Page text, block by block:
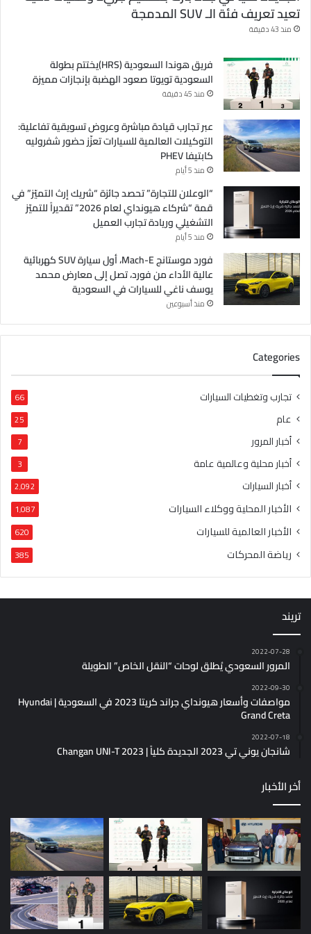
تعيد تعريف فئة الـ SUV المدمجة
منذ 43 دقيقة
فريق هوندا السعودية (HRS)يختتم بطولة
السعودية تويوتا صعود الهضبة بإنجازات مميزة
منذ 45 دقيقة
عبر تجارب قيادة مباشرة وعروض تسويقية تفاعلية:
التوكيلات العالمية للسيارات تعزّز حضور شفروليه
كابتيفا PHEV
منذ 5 أيام
“الوعلان للتجارة” تحصد جائزة “شريك إرث التميّز” في
قمة “شركاء هيونداي لعام 2026” تقديراً للتميّز
التشغيلي وريادة تجارب العميل
منذ 5 أيام
فورد موستانج Mach-E، أول سيارة SUV كهربائية
عالية الأداء من فورد، تصل إلى معارض محمد
يوسف ناغي للسيارات في السعودية
منذ أسبوعين
Categories
تجارب وتغطيات السيارات 66
عام 25
أخبار المرور 7
أخبار محلية وعالمية عامة 3
أخبار السيارات 2٬092
الأخبار المحلية ووكلاء السيارات 1٬087
الأخبار العالمية للسيارات 620
رياضة المحركات 385
تريند
2022-07-28
المرور السعودي يُطلق لوحات “النقل الخاص” الطويلة
2022-09-30
مواصفات وأسعار هيونداي جراند كريتا 2023 في السعودية | Hyundai
Grand Creta
2022-07-18
شانجان يوني تي 2023 الجديدة كلياً | Changan UNI-T 2023
أخر الأخبار